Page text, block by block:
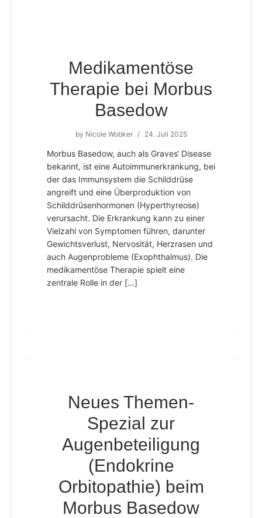
Medikamentöse
Therapie bei Morbus
Basedow
by Nicole Wobker / 24. Juli 2025
Morbus Basedow, auch als Graves‘ Disease
bekannt, ist eine Autoimmunerkrankung, bei
der das Immunsystem die Schilddrüse
angreift und eine Überproduktion von
Schilddrüsenhormonen (Hyperthyreose)
verursacht. Die Erkrankung kann zu einer
Vielzahl von Symptomen führen, darunter
Gewichtsverlust, Nervosität, Herzrasen und
auch Augenprobleme (Exophthalmus). Die
medikamentöse Therapie spielt eine
zentrale Rolle in der […]
Neues Themen-
Spezial zur
Augenbeteiligung
(Endokrine
Orbitopathie) beim
Morbus Basedow